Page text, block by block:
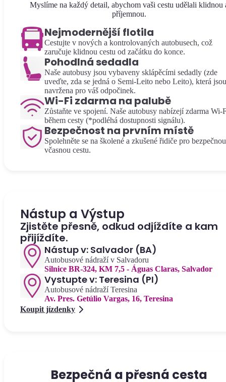
Myslíme na každý detail, abychom vaši cestu udělali klidnou
příjemnou.
Nejmodernější flotila
Cestujte v nových a kontrolovaných autobusech, což
zaručuje klidnou cestu od začátku do konce.
Pohodlná sedadla
Naše autobusy jsou vybaveny sklápěcími sedadly (zde
uveďte, zda se jedná o Semi-Leito nebo Leito), která jsou
navržena pro váš odpočinek.
Wi-Fi zdarma na palubě
Zůstaňte ve spojení. Naše autobusy nabízejí zdarma Wi-
během cesty (*podléhá dostupnosti signálu).
Bezpečnost na prvním místě
Spolehněte se na školené a zkušené řidiče pro
včasnou cestu.
Nástup a Výstup
Zjistěte přesně, odkud odjíždíte a kam
přijíždíte.
Nástup v: Salvador (BA)
Autobusové nádraží v Salvadoru
Silnice BR-324, KM 7,5 - Águas Claras, Salvador
Vystupte v: Teresina (PI)
Autobusové nádraží Teresina
Av. Pres. Getúlio Vargas, 16, Teresina
Koupit jízdenky
Bezpečná a přesná cesta